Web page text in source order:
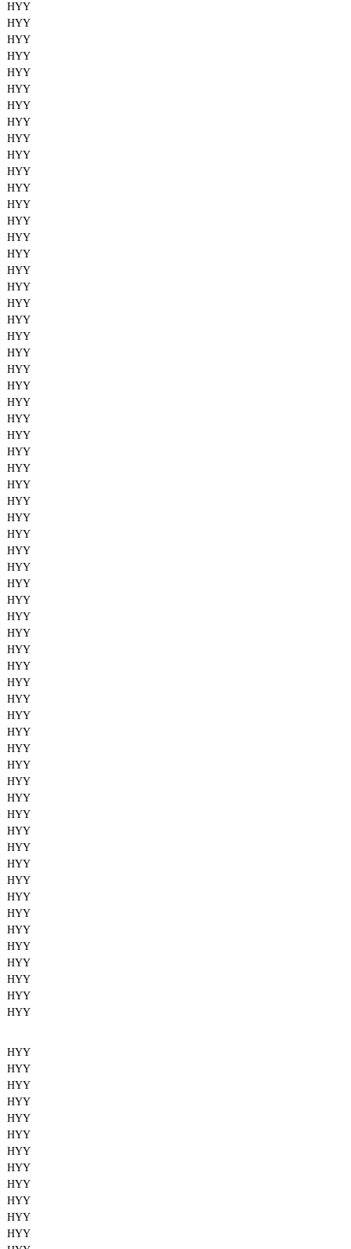
HYY
HYY
HYY
HYY
HYY
HYY
HYY
HYY
HYY
HYY
HYY
HYY
HYY
HYY
HYY
HYY
HYY
HYY
HYY
HYY
HYY
HYY
HYY
HYY
HYY
HYY
HYY
HYY
HYY
HYY
HYY
HYY
HYY
HYY
HYY
HYY
HYY
HYY
HYY
HYY
HYY
HYY
HYY
HYY
HYY
HYY
HYY
HYY
HYY
HYY
HYY
HYY
HYY
HYY
HYY
HYY
HYY
HYY
HYY
HYY
HYY
HYY
HYY
HYY
HYY
HYY
HYY
HYY
HYY
HYY
HYY
HYY
HYY
HYY